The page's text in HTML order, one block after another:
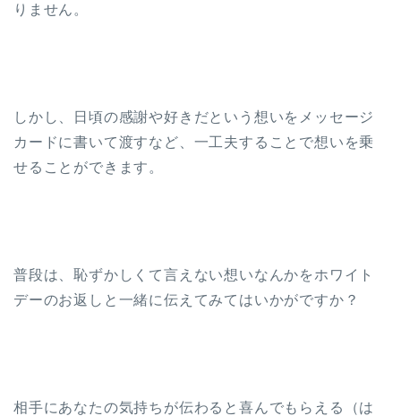
りません。
しかし、日頃の感謝や好きだという想いをメッセージ
カードに書いて渡すなど、一工夫することで想いを乗
せることができます。
普段は、恥ずかしくて言えない想いなんかをホワイト
デーのお返しと一緒に伝えてみてはいかがですか？
相手にあなたの気持ちが伝わると喜んでもらえる（は